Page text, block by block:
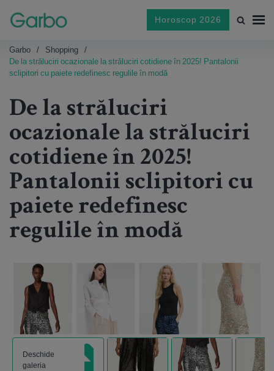
Horoscop 2026
Garbo
Shopping
De la străluciri ocazionale la străluciri cotidiene în 2025! Pantalonii
sclipitori cu paiete redefinesc regulile în modă
De la străluciri
ocazionale la străluciri
cotidiene în 2025!
Pantalonii sclipitori cu
paiete redefinesc
regulile în modă
Deschide
galeria